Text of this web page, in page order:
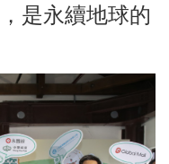
是永續地球的